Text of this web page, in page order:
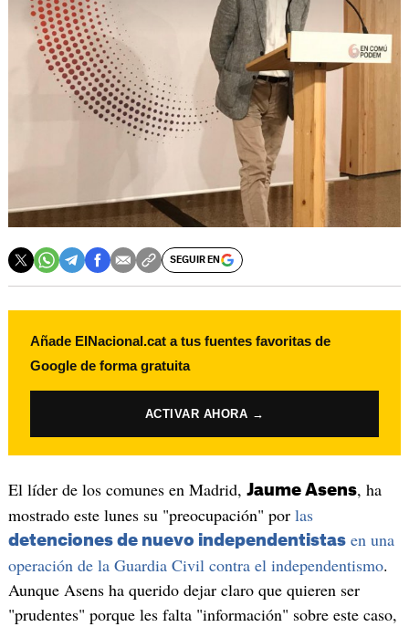
SEGUIR EN
Añade ElNacional.cat a tus fuentes favoritas de
Google de forma gratuita
ACTIVAR AHORA →
El líder de los comunes en Madrid, Jaume Asens, ha
mostrado este lunes su "preocupación" por las
detenciones de nuevo independentistasen una
operación de la Guardia Civil contra el independentismo.
Aunque Asens ha querido dejar claro que quieren ser
"prudentes" porque les falta "información" sobre este caso,